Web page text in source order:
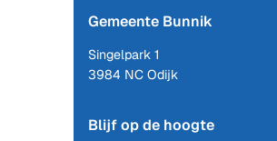
boven
naar
het
de
Gemeente Bunnik
Singelpark 1
3984 NC Odijk
Blijf op de hoogte